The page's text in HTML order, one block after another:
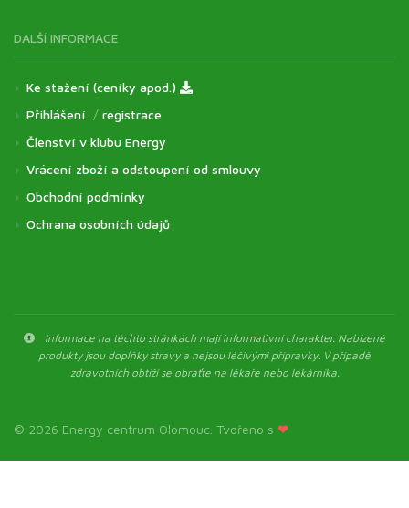
DALŠÍ INFORMACE
Ke stažení (ceníky apod.)
Přihlášení / registrace
Členství v klubu Energy
Vrácení zboží a odstoupení od smlouvy
Obchodní podmínky
Ochrana osobních údajů
Informace na těchto stránkách mají informativní charakter. Nabízené
produkty jsou doplňky stravy a nejsou léčivými přípravky. V případě
zdravotních obtíží se obraťte na lékaře nebo lékárníka.
© 2026 Energy centrum Olomouc. Tvořeno s ❤